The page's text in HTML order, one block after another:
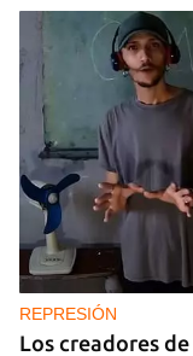
REPRESIÓN
Los creadores